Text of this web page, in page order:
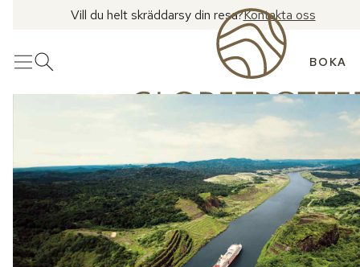
Vill du helt skräddarsy din resa?Kontakta oss
MenyÖppna sök BOKA